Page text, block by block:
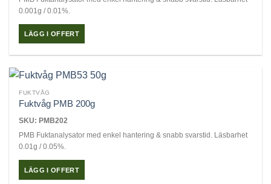
0.001g / 0.01%.
LÄGG I OFFERT
FUKTVÅG
Fuktvåg PMB 200g
SKU: PMB202
PMB Fuktanalysator med enkel hantering & snabb svarstid. Läsbarhet
0.01g / 0.05%.
LÄGG I OFFERT